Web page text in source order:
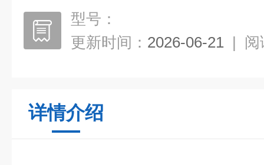
型号：
更新时间： 2026-06-21 | 阅
详情介绍